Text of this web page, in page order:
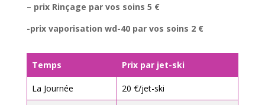
– prix Rinçage par vos soins 5 €
-prix vaporisation wd-40 par vos soins 2 €
Temps Prix par jet-ski
La Journée 20 €/jet-ski